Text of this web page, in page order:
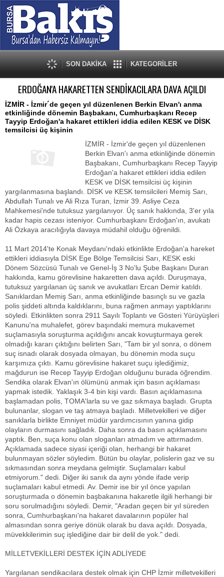
SON DAKİKA KATEGORİLER
ERDOĞAN'A HAKARETTEN SENDİKACILARA DAVA AÇILDI
İZMİR - İzmir´de geçen yıl düzenlenen Berkin Elvan'ı anma
etkinliğinde dönemin Başbakanı, Cumhurbaşkanı Recep
Tayyip Erdoğan'a hakaret ettikleri iddia edilen KESK ve DİSK
temsilcisi üç kişinin
İZMİR - İzmir'de geçen yıl düzenlenen
Berkin Elvan'ı anma etkinliğinde dönemin
Başbakanı, Cumhurbaşkanı Recep Tayyip
Erdoğan'a hakaret ettikleri iddia edilen
KESK ve DİSK temsilcisi üç kişinin
yargılanmasına başlandı. DİSK ve KESK temsilcileri Memiş Sarı,
Abdullah Tunalı ve Ali Rıza Turan, İzmir 39. Asliye Ceza
Mahkemesi'nde tutuksuz yargılanıyor. Üç sanık hakkında, 3'er yıla
kadar hapis cezası isteniyor. Cumhurbaşkanı Erdoğan'ın, avukatı
Ali Özkaya aracılığıyla davaya müdahil olduğu öğrenildi.
11 Mart 2014'te Konak Meydanı'ndaki etkinlikte Erdoğan'a hareket
ettikleri iddiasıyla DİSK Ege Bölge Temsilcisi Sarı, KESK eski
Dönem Sözcüsü Tunalı ve Genel-İş 3 No'lu Şube Başkanı Duran
hakkında, kamu görevlisine hakaretten dava açıldı. Duruşmaya,
tutuksuz yargılanan üç sanık ve avukatları Ercan Demir katıldı.
Sanıklardan Memiş Sarı, anma etkinliğinde basınçlı su ve gazla
polis şiddeti altında kaldıklarını, buna rağmen anmayı yaptıklarını
söyledi. Etkinlikten sonra 2911 Sayılı Toplantı ve Gösteri Yürüyüşleri
Kanunu'na muhalefet, görev başındaki memura mukavemet
suçlamasıyla soruşturma açıldığını ancak kovuşturmaya gerek
olmadığı kararı çıktığını belirten Sarı, "Tam bir yıl sonra, o dönem
suç isnadı olarak dosyada olmayan, bu dönemin moda suçu
karşımıza çıktı. Kamu görevlisine hakaret suçu işlediğimiz,
mağdurun ise Recep Tayyip Erdoğan olduğunu burada öğrendim.
Sendika olarak Elvan'ın ölümünü anmak için basın açıklaması
yapmak istedik. Yaklaşık 3-4 bin kişi vardı. Basın açıklamasına
başlamadan polis, TOMA'larla su ve gaz sıkmaya başladı. Grupta
bulunanlar, slogan ve taş atmaya başladı. Milletvekilleri ve diğer
sanıklarla birlikte Emniyet müdür yardımcısının yanına gidip
olayların durmasını sağladık. Daha sonra da basın açıklamasını
yaptık. Ben, suça konu olan sloganları atmadım ve attırmadım.
Açıklamada sadece siyasi içeriği olan, herhangi bir hakaret
bulunmayan sözler söyledim. Bütün bu olaylar, polislerin gaz ve su
sıkmasından sonra meydana gelmiştir. Suçlamaları kabul
etmiyorum." dedi. Diğer iki sanık da aynı yönde ifade verip
suçlamaları kabul etmedi. Av. Demir ise bir yıl önce yapılan
soruşturmada o dönemin başbakanına hakaretle ilgili herhangi bir
soru sorulmadığını söyledi. Demir, "Aradan geçen bir yıl süreden
sonra, Cumhurbaşkanı'na hakaret davalarının popüler hal
almasından sonra geriye dönük olarak bu dava açıldı. Dosyada,
müvekkilerimin suç işlediğine dair bir delil de yok." dedi.
MİLLETVEKİLLERİ DESTEK İÇİN ADLİYEDE
Yargılanan sendikacılara destek olmak için CHP İzmir milletvekilleri